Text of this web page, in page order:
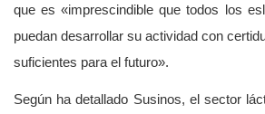
que es «imprescindible que todos los
puedan desarrollar su actividad con
suficientes para el futuro».
Según ha detallado Susinos, el sector